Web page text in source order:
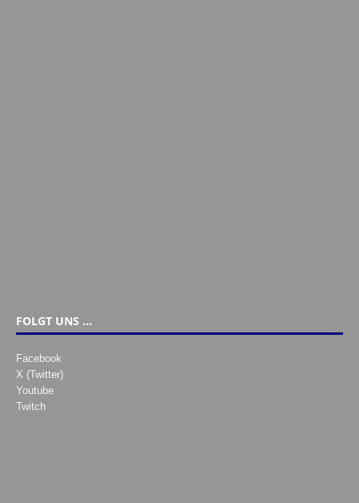
FOLGT UNS …
Facebook
X (Twitter)
Youtube
Twitch